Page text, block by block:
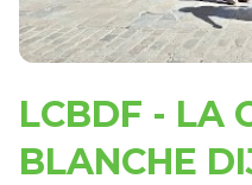
LCBDF - LA
BLANCHE